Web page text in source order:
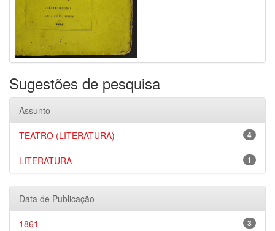
Sugestões de pesquisa
Assunto
4
TEATRO (LITERATURA)
1
LITERATURA
Data de Publicação
3
1861